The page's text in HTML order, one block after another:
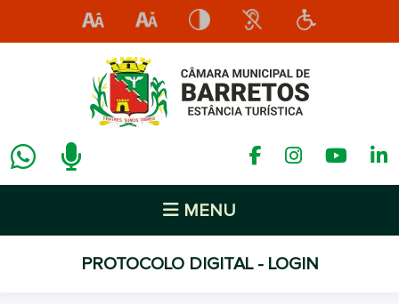
MENU
PROTOCOLO DIGITAL - LOGIN